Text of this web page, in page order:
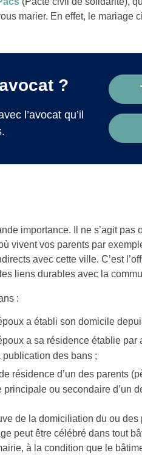
marier. En effet, le mariage
?
l’avocat qu’il
importance. Il ne s’agit
vivent vos parents par
avec cette ville. C’est
liens durables avec la
:
a établi son domicile
a sa résidence établie par
des bans ;
résidence d’un des parents
ou secondaire d’un
de la domiciliation du ou
peut être célébré dans tout
à la condition que le